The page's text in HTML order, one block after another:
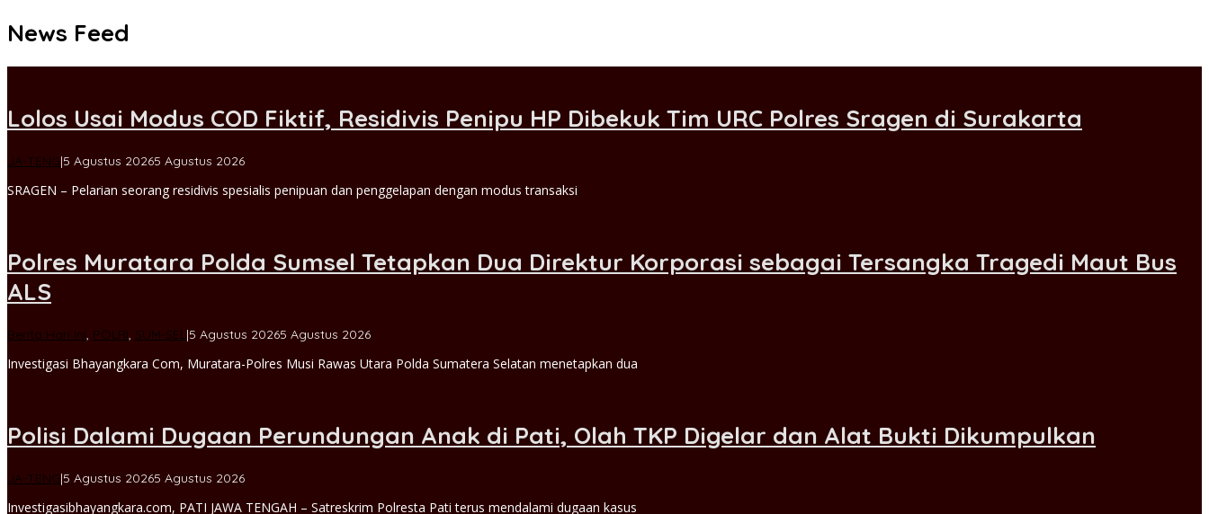
News Feed
BHAYANGKARA
INDONESIA
Lolos Usai Modus COD Fiktif, Residivis Penipu HP Dibekuk Tim URC Polres Sragen di Surakarta
JA-TENG|5 Agustus 20265 Agustus 2026oleh
admin
SRAGEN – Pelarian seorang residivis spesialis penipuan dan penggelapan dengan modus transaksi
Polres Muratara Polda Sumsel Tetapkan Dua Direktur Korporasi sebagai Tersangka Tragedi Maut Bus
ALS
Berita Hari Ini, POLRI, SUM-SEL|5 Agustus 20265 Agustus 2026oleh
mulyawan
Investigasi Bhayangkara Com, Muratara-Polres Musi Rawas Utara Polda Sumatera Selatan menetapkan dua
Polisi Dalami Dugaan Perundungan Anak di Pati, Olah TKP Digelar dan Alat Bukti Dikumpulkan
JA-TENG|5 Agustus 20265 Agustus 2026oleh
admin
Investigasibhayangkara.com, PATI JAWA TENGAH – Satreskrim Polresta Pati terus mendalami dugaan kasus